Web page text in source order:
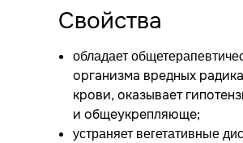
Свойства
обладает
организма вредных
крови, оказывает
и общеукрепляюще;
устраняет вегетативные